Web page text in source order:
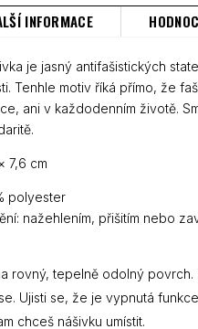
INFORMACE
je jasný antifašistických
Tenhle motiv říká přímo, že
ani v každodenním životě.
7,6 cm
polyester
nažehlením, přišitím nebo
rovný, tepelně odolný
Ujisti se, že je vypnutá
chceš nášivku umístit.